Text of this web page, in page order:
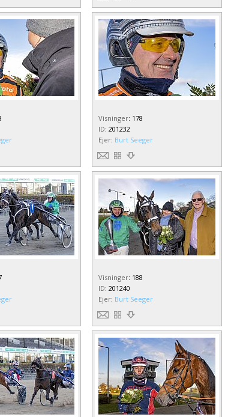
Visninger: 178
ID: 201232
Ejer: Burt Seeger
Visninger: 188
ID: 201240
Ejer: Burt Seeger